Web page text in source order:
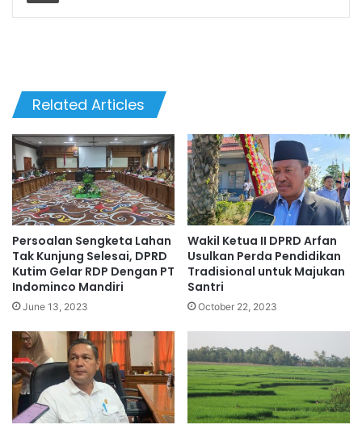
Related Articles
Persoalan Sengketa Lahan
Tak Kunjung Selesai, DPRD
Kutim Gelar RDP Dengan PT
Indominco Mandiri
June 13, 2023
Wakil Ketua II DPRD Arfan
Usulkan Perda Pendidikan
Tradisional untuk Majukan
Santri
October 22, 2023